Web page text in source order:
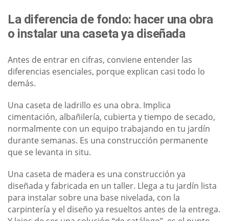
La diferencia de fondo: hacer una obra
o instalar una caseta ya diseñada
Antes de entrar en cifras, conviene entender las
diferencias esenciales, porque explican casi todo lo
demás.
Una caseta de ladrillo es una obra. Implica
cimentación, albañilería, cubierta y tiempo de secado,
normalmente con un equipo trabajando en tu jardín
durante semanas. Es una construcción permanente
que se levanta in situ.
Una caseta de madera es una construcción ya
diseñada y fabricada en un taller. Llega a tu jardín lista
para instalar sobre una base nivelada, con la
carpintería y el diseño ya resueltos antes de la entrega.